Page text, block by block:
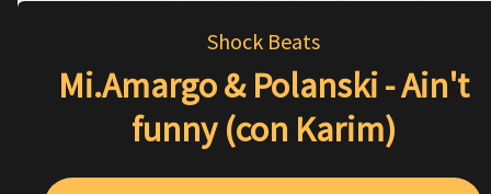
Shock Beats
Mi.Amargo & Polanski - Ain't
funny (con Karim)